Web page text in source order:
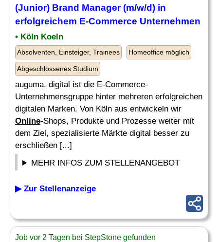
(Junior) Brand Manager (m/w/d) in
erfolgreichem E-Commerce Unternehmen
• Köln Koeln
Absolventen, Einsteiger, Trainees Homeoffice möglich
Abgeschlossenes Studium
auguma. digital ist die E-Commerce-
Unternehmensgruppe hinter mehreren erfolgreichen
digitalen Marken. Von Köln aus entwickeln wir
Online-Shops, Produkte und Prozesse weiter mit
dem Ziel, spezialisierte Märkte digital besser zu
erschließen [...]
MEHR INFOS ZUM STELLENANGEBOT
▶ Zur Stellenanzeige
Job vor 2 Tagen bei StepStone gefunden